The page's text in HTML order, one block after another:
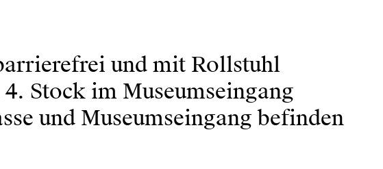
und mit Rollstuhl
Stock im Museumseingang
und Museumseingang befinden